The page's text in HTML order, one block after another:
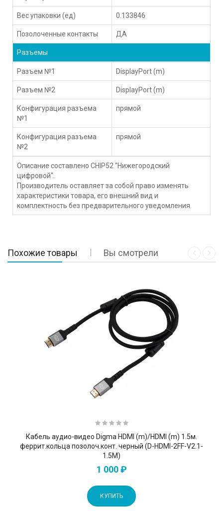
Вес упаковки (ед) 0.133846
Позолоченные контакты ДА
Разъемы
Разъем №1 DisplayPort (m)
Разъем №2 DisplayPort (m)
Конфигурация разъема
№1
прямой
Конфигурация разъема
№2
прямой
Описание составлено CHIP52 "Нижегородский
цифровой".
Производитель оставляет за собой право изменять
характеристики товара, его внешний вид и
комплектность без предварительного уведомления.
Похожие товары Вы смотрели
Кабель аудио-видео Digma HDMI (m)/HDMI (m) 1.5м.
феррит.кольца позолоч.конт. черный (D-HDMI-2FF-V2.1-
1.5M)
1 000 ₽
КУПИТЬ